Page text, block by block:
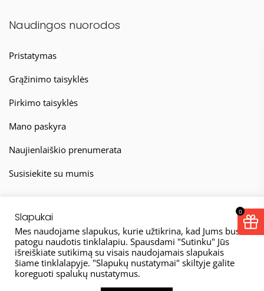
Naudingos nuorodos
Pristatymas
Grąžinimo taisyklės
Pirkimo taisyklės
Mano paskyra
Naujienlaiškio prenumerata
Susisiekite su mumis
© 2026
Slapukai
Mes naudojame slapukus, kurie užtikrina, kad Jums bus
patogu naudotis tinklalapiu. Spausdami "Sutinku" Jūs
išreiškiate sutikimą su visais naudojamais slapukais
šiame tinklalapyje. "Slapukų nustatymai" skiltyje galite
koreguoti spalukų nustatymus.
0